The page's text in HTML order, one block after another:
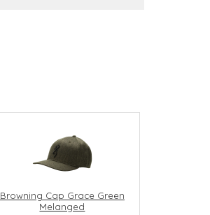
Browning Cap Grace Green
Melanged